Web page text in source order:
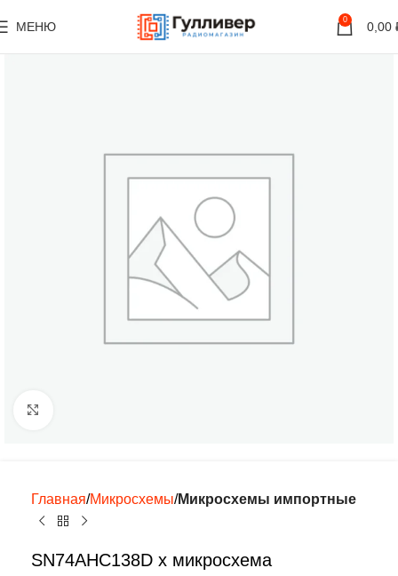
МЕНЮ 0 0,00
Главная Микросхемы Микросхемы импортные
SN74AHC138D х микросхема